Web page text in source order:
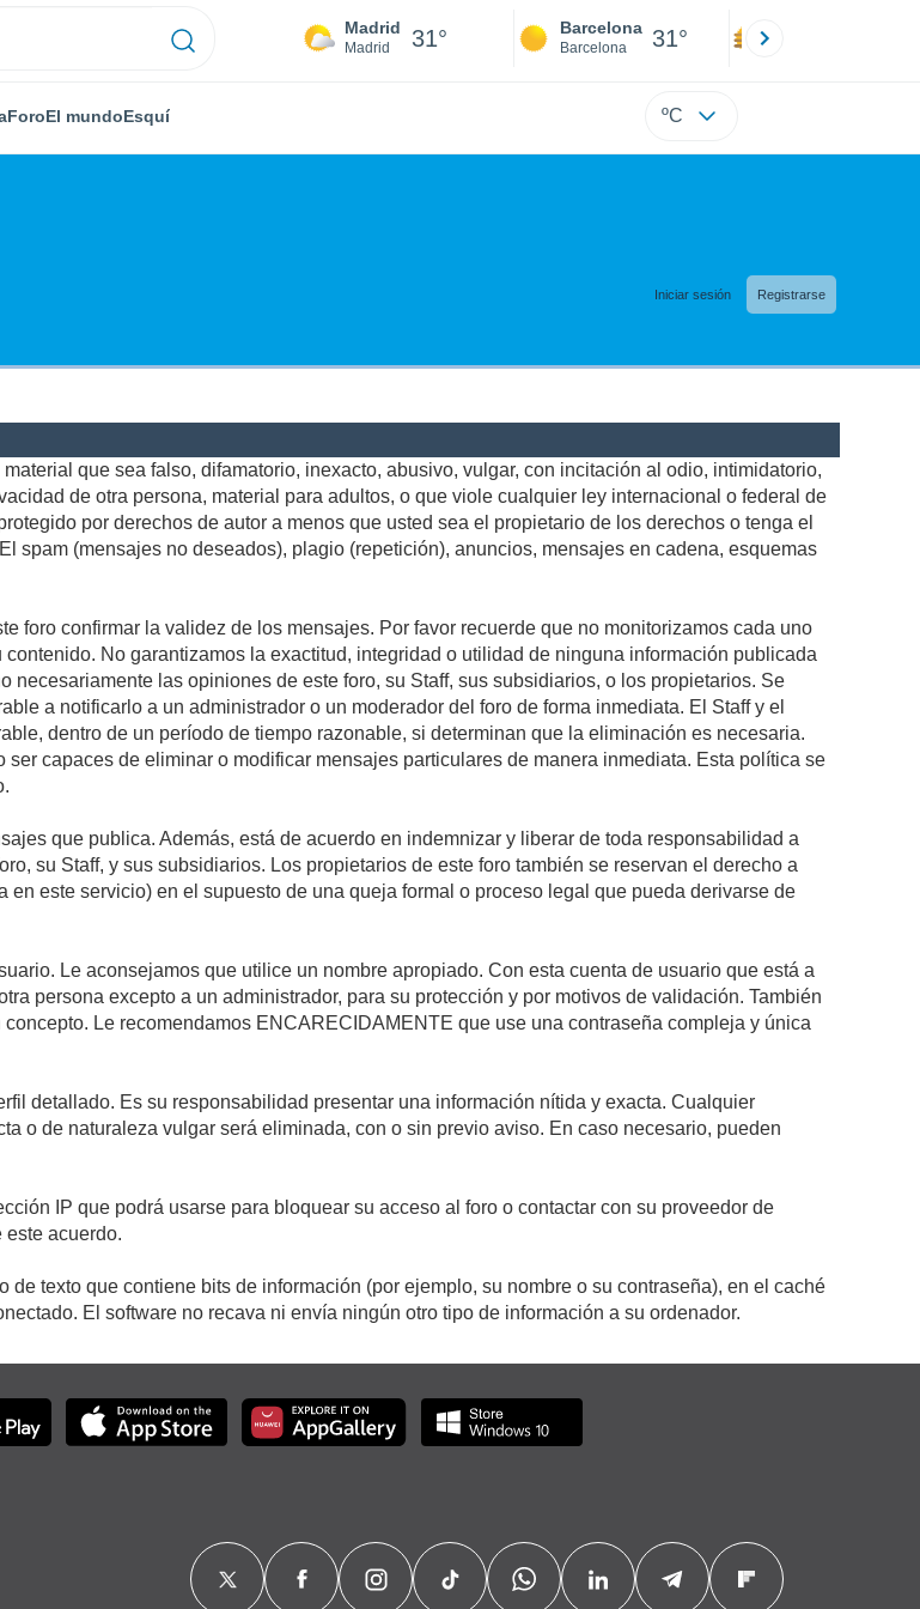
Madrid
Madrid 31° Barcelona
Barcelona 31°
ForoEl mundoEsquí ºC
Iniciar sesión Registrarse
que sea falso, difamatorio, inexacto, abusivo, vulgar, con incitación al odio, intimidatorio,
de otra persona, material para adultos, o que viole cualquier ley internacional o federal de
por derechos de autor a menos que usted sea el propietario de los derechos o tenga el
spam (mensajes no deseados), plagio (repetición), anuncios, mensajes en cadena, esquemas
foro confirmar la validez de los mensajes. Por favor recuerde que no monitorizamos cada uno
No garantizamos la exactitud, integridad o utilidad de ninguna información publicada
las opiniones de este foro, su Staff, sus subsidiarios, o los propietarios. Se
a notificarlo a un administrador o un moderador del foro de forma inmediata. El Staff y el
dentro de un período de tiempo razonable, si determinan que la eliminación es necesaria.
capaces de eliminar o modificar mensajes particulares de manera inmediata. Esta política se
que publica. Además, está de acuerdo en indemnizar y liberar de toda responsabilidad a
su Staff, y sus subsidiarios. Los propietarios de este foro también se reservan el derecho a
este servicio) en el supuesto de una queja formal o proceso legal que pueda derivarse de
Le aconsejamos que utilice un nombre apropiado. Con esta cuenta de usuario que está a
persona excepto a un administrador, para su protección y por motivos de validación. También
Le recomendamos ENCARECIDAMENTE que use una contraseña compleja y única
detallado. Es su responsabilidad presentar una información nítida y exacta. Cualquier
o de naturaleza vulgar será eliminada, con o sin previo aviso. En caso necesario, pueden
IP que podrá usarse para bloquear su acceso al foro o contactar con su proveedor de
este acuerdo.
texto que contiene bits de información (por ejemplo, su nombre o su contraseña), en el caché
El software no recava ni envía ningún otro tipo de información a su ordenador.